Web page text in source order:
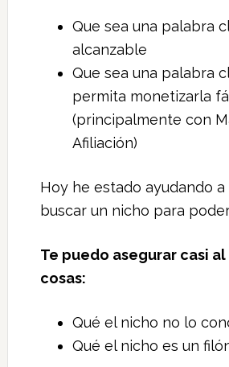
Que sea una palabra
alcanzable
Que sea una palabra
permita monetizarla
(principalmente con
Afiliación)
Hoy he estado ayudando a
buscar un nicho para
Te puedo asegurar casi al
cosas:
Qué el nicho no lo
Qué el nicho es un